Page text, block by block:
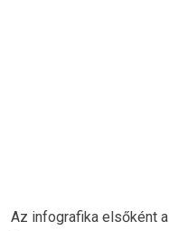
Az infografika elsőként